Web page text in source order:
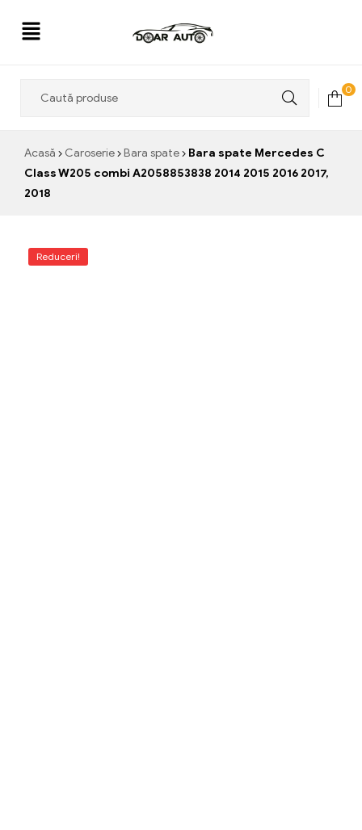
0
Acasă Caroserie Bara spate
Bara spate Mercedes C
Class W205 combi A2058853838 2014 2015 2016 2017,
2018
Reduceri!